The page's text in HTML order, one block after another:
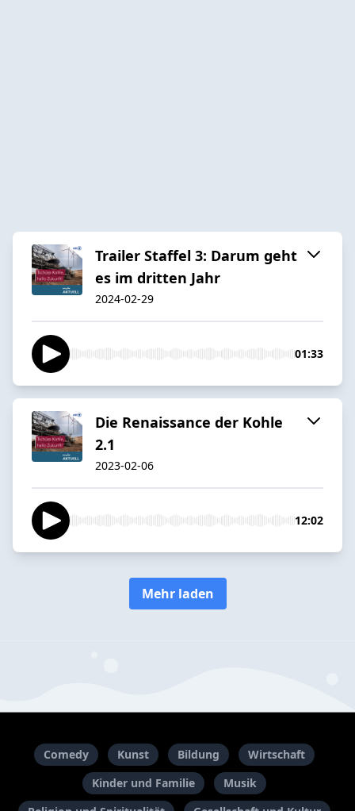
Trailer Staffel 3: Darum geht
es im dritten Jahr
2024-02-29
01:33
Die Renaissance der Kohle
2.1
2023-02-06
12:02
Mehr laden
Comedy Kunst Bildung
Wirtschaft
Kinder und Familie
Musik